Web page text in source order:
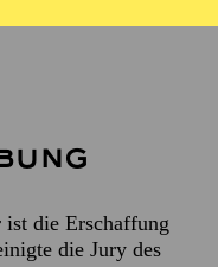
die Erschaffung
die Jury des